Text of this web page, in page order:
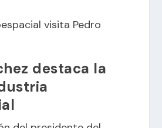
destaca la